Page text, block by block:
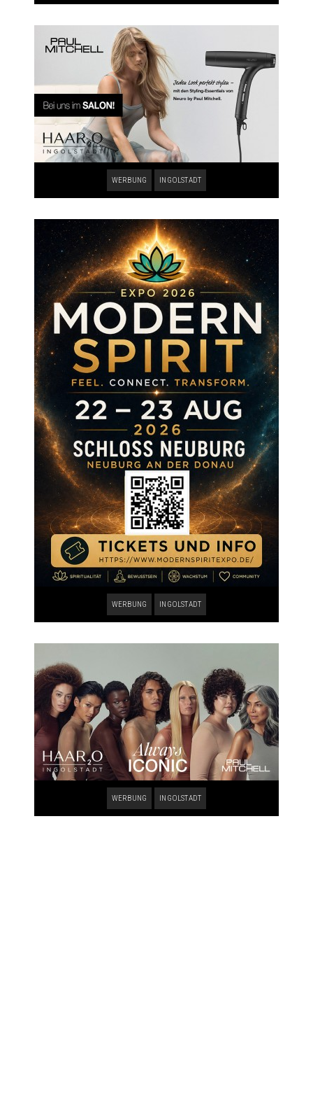
WERBUNG INGOLSTADT
WERBUNG INGOLSTADT
WERBUNG INGOLSTADT